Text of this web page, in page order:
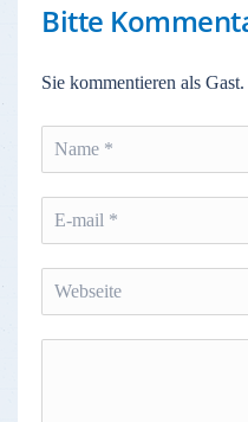
Bitte
Sie kommentieren als Gast.